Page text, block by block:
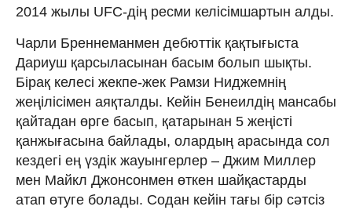
2014 жылы UFC-дің ресми келісімшартын алды.
Чарли Бреннеманмен дебюттік қақтығыста
Дариуш қарсыласынан басым болып шықты.
Бірақ келесі жекпе-жек Рамзи Ниджемнің
жеңілісімен аяқталды. Кейін Бенеилдің мансабы
қайтадан өрге басып, қатарынан 5 жеңісті
қанжығасына байлады, олардың арасында сол
кездегі ең үздік жауынгерлер – Джим Миллер
мен Майкл Джонсонмен өткен шайқастарды
атап өтуге болады. Содан кейін тағы бір сәтсіз